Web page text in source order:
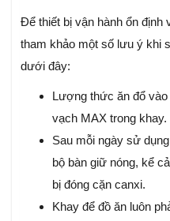
Để thiết bị vận hành ổn định
tham khảo một số lưu ý khi
dưới đây:
Lượng thức ăn đổ
vạch MAX trong khay.
Sau mỗi ngày sử
bộ bàn giữ nóng, kể
bị đóng cặn canxi.
Khay để đồ ăn luôn